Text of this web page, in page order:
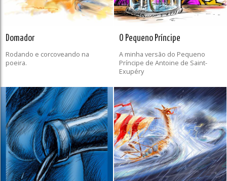
Domador
Rodando e corcoveando na
poeira.
O Pequeno Príncipe
A minha versão do Pequeno
Príncipe de Antoine de Saint-
Exupéry